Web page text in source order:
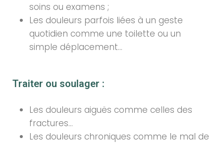
soins ou examens ;
Les douleurs parfois liées à un geste
quotidien comme une toilette ou un
simple déplacement…
Traiter ou soulager :
Les douleurs aiguës comme celles des
fractures…
Les douleurs chroniques comme le mal de